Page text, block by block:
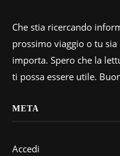
Che stia ricercando
prossimo viaggio o tu
importa. Spero che la
ti possa essere utile.
META
Accedi